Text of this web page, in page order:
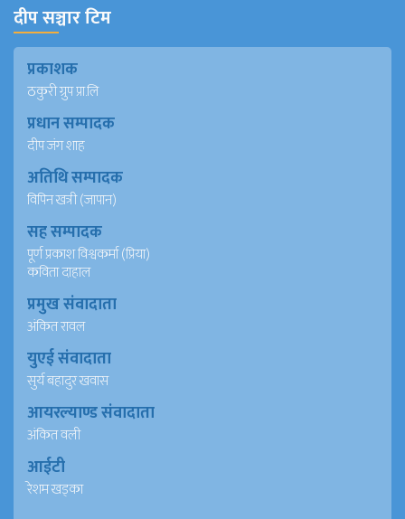
दीप सञ्चार टिम
प्रकाशक
ठकुरी ग्रुप प्रा.लि
प्रधान सम्पादक
दीप जंग शाह
अतिथि सम्पादक
विपिन खत्री (जापान)
सह सम्पादक
पूर्ण प्रकाश विश्वकर्मा (प्रिया)
कविता दाहाल
प्रमुख संवादाता
अंकित रावल
युएई संवादाता
सुर्य बहादुर खवास
आयरल्याण्ड संवादाता
अंकित वली
आईटी
रेशम खड्का